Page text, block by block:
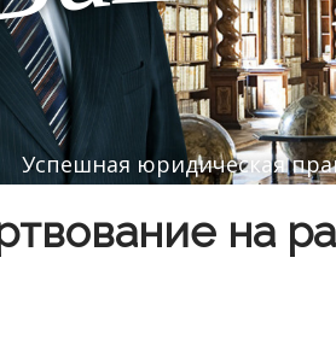
Успешная юридическая
на